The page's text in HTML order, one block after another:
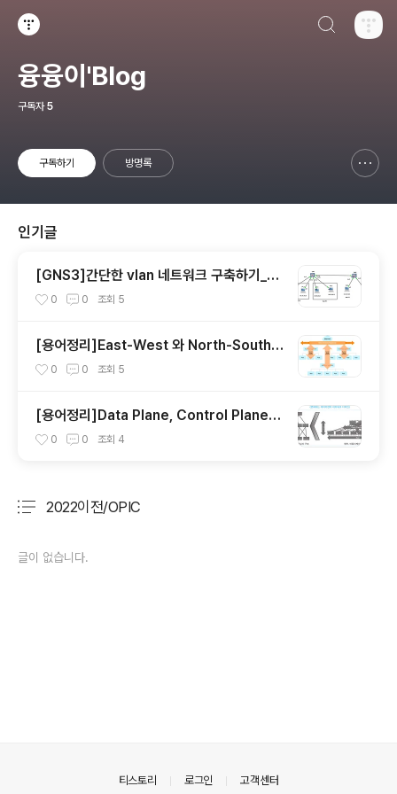
융융이'Blog
구독자 5
구독하기 방명록
인기글
[GNS3]간단한 vlan 네트워크 구축하기_실
습 0 0 조회 5
[용어정리]East-West 와 North-South
란?0 0 조회 5
[용어정리]Data Plane, Control Plane,
Management Plane...
0 0 조회 4
2022이전/OPIC
글이 없습니다.
티스토리 로그인 고객센터